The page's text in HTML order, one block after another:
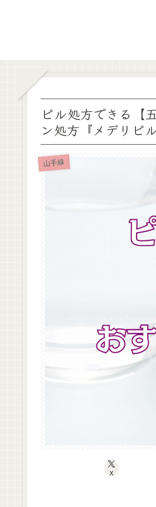
ピル処方できる【
ン処方『メデリピ
山手線
X